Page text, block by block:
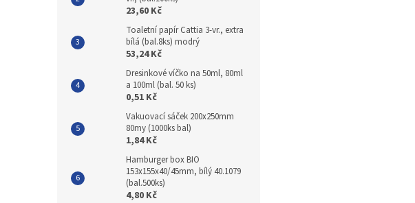
23,60 Kč
Toaletní papír Cattia 3-vr., extra
bílá (bal.8ks) modrý
53,24 Kč
Dresinkové víčko na 50ml, 80ml
a 100ml (bal. 50 ks)
0,51 Kč
Vakuovací sáček 200x250mm
80my (1000ks bal)
1,84 Kč
Hamburger box BIO
153x155x40/45mm, bílý 40.1079
(bal.500ks)
4,80 Kč